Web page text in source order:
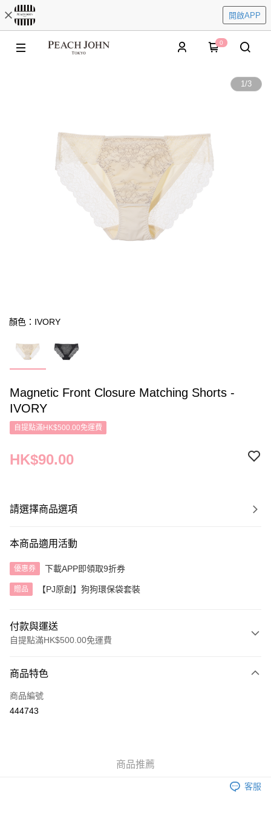
開啟APP
0
1/3
顏色：IVORY
Magnetic Front Closure Matching Shorts -
IVORY
自提點滿HK$500.00免運費
HK$90.00
請選擇商品選項
本商品適用活動
優惠券 下載APP即領取9折券
贈品 【PJ原創】狗狗環保袋套裝
付款與運送
自提點滿HK$500.00免運費
信用卡
AlipayHK
每筆HK$40.00，滿HK$500.00或以上免運費
商品特色
商品編號
444743
商品推薦
客服